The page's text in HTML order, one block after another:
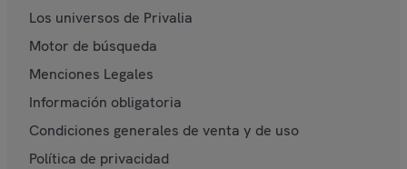
Los universos de Privalia
Motor de búsqueda
Menciones Legales
Información obligatoria
Condiciones generales de venta y de uso
Política de privacidad